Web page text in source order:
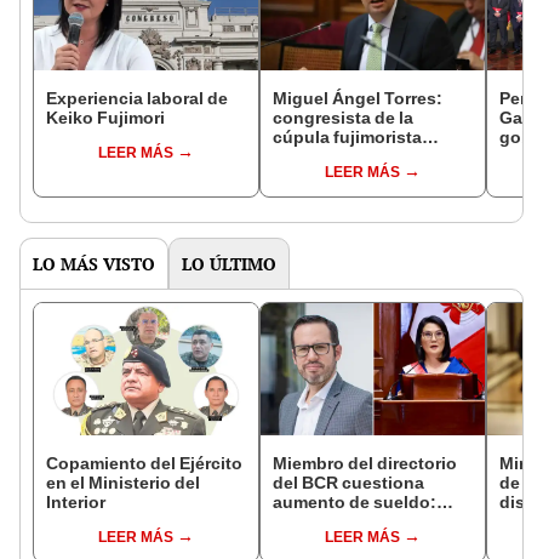
Experiencia laboral de
Keiko Fujimori
LEER MÁS
Miguel Ángel Torres:
congresista de la
cúpula fujimorista
del SenadoLEER MÁS
LO MÁS VISTO LO ÚLTIMO
Copamiento del Ejército
en el Ministerio del
Interior
LEER MÁS
Miembro del directorio
del BCR cuestiona
aumento de sueldo:
planteado"LEER MÁS
de